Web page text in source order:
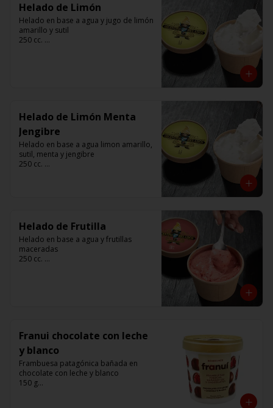
Helado de Limón
Helado en base a agua y jugo de limón
amarillo y sutil
250 cc.
Helado de Limón Menta
Jengibre
Helado en base a agua limon amarillo,
sutil, menta y jengibre
250 cc.
Helado de Frutilla
Helado en base a agua y frutillas
maceradas
250 cc.
Franui chocolate con leche
y blanco
Frambuesa patagónica bañada en
chocolate con leche y blanco
150 g